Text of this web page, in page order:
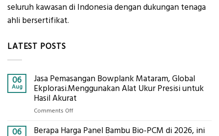
seluruh kawasan di Indonesia dengan dukungan tenaga
ahli bersertifikat.
LATEST POSTS
06
Aug
Jasa Pemasangan Bowplank Mataram, Global
Ekplorasi.Menggunakan Alat Ukur Presisi untuk
Hasil Akurat
Comments Offon
Pemasangan
06
Berapa Harga Panel Bambu Bio-PCM di 2026, ini